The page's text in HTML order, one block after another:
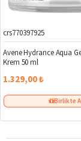
crs770397925
Avene Hydrance Aqua
Krem 50 ml
1.329,00 ₺
Birlikte